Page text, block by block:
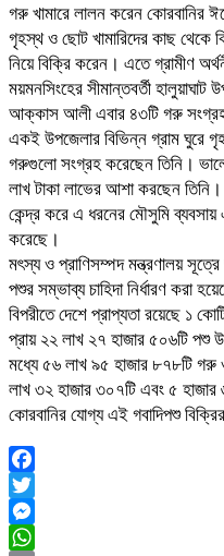
গরু খামারে লালন করেন কোরবানির
গৃহস্থ ও ছোট খামারিদের কাছ থেকে
নিয়ে বিক্রি করেন। এতে গ্রামীণ
ময়মনসিংহের সীমান্তবর্তী
আক্কাস আলী এবার ৪৩টি গরু সংগ্রহ
একই উপজেলার বিভিন্ন গ্রাম ঘুরে
গরুগুলো সংগ্রহ করেছেন তিনি।
লাখ টাকা লাভের আশা করছেন
কেন্দ্র করে এ ধরনের মৌসুমি
করেছে।
মৎস্য ও প্রাণিসম্পদ মন্ত্রণালয়
পশুর সম্ভাব্য চাহিদা নির্ধারণ করা
বিপরীতে দেশে প্রাপ্যতা রয়েছে ১
প্রায় ২২ লাখ ২৭ হাজার ৫০৬টি
মধ্যে ৫৬ লাখ ৯৫ হাজার ৮৭৮টি
লাখ ৩২ হাজার ৩০৭টি এবং ৫ হাজার
কোরবানির যোগ্য এই গবাদিপশু
Facebook
Twitter
Messenger